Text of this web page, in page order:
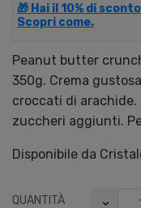
🎁 Hai il 10% di
Scopri come.
Peanut butter
350g. Crema
croccati di arachide.
zuccheri aggiunti.
Disponibile da
QUANTITÀ